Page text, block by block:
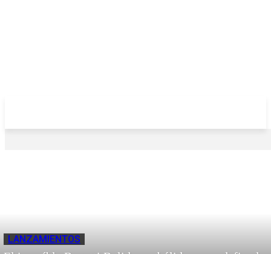
LANZAMIENTOS